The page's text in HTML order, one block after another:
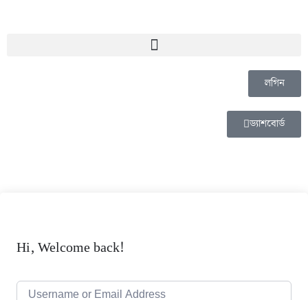
লগিন
ড্যাশবোর্ড
Hi, Welcome back!